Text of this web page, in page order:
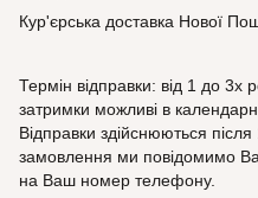
Кур'єрська доставка Нової
Термін відправки: від 1 до 3х
затримки можливі в
Відправки здійснюються
замовлення ми повідомимо
на Ваш номер телефону.